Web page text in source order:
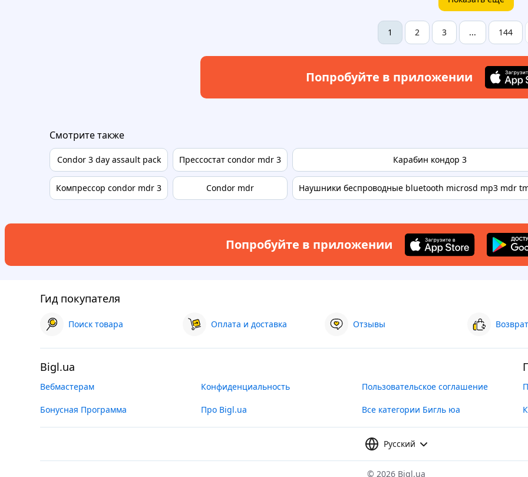
1 2 3 ... 144
Попробуйте в приложении
Смотрите также
Condor 3 day assault pack
Компрессор condor mdr 3
Прессостат condor mdr 3
Condor mdr
Карабин кондор 3
Наушники беспроводные bluetooth microsd mp3 mdr
Попробуйте в приложении
Гид покупателя
Поиск товара Оплата и доставка Отзывы
Bigl.ua
Вебмастерам Конфиденциальность Пользовательское соглашение
Бонусная Программа Про Bigl.ua Все категории Бигль юа
Русский
© 2026 Bigl.ua